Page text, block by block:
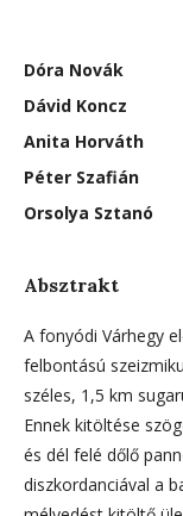
Dóra Novák
Dávid Koncz
Anita Horváth
Péter Szafián
Orsolya Sztanó
Absztrakt
A fonyódi Várhegy
felbontású
széles, 1,5 km
Ennek kitöltése
és dél felé dőlő
diszkordanciával a